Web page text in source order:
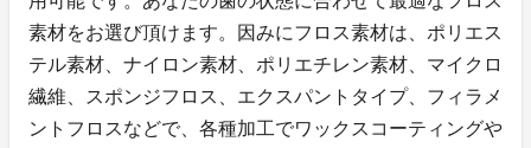
素材をお選び頂けます。因みにフロス素材は、ポリエス
テル素材、ナイロン素材、ポリエチレン素材、マイクロ
繊維、スポンジフロス、エクスパントタイプ、フィラメ
ントフロスなどで、各種加工でワックスコーティングや